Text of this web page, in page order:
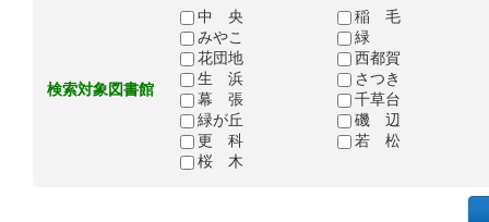
検索対象図書館
中 央
稲 毛
みやこ
緑
花団地
西都賀
生 浜
さつき
幕 張
千草台
緑が丘
磯 辺
更 科
若 松
桜 木